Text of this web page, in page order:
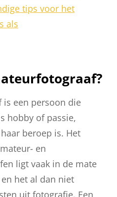
tips voor het
als
is een persoon die
hobby of passie,
beroep is. Het
en
ligt vaak in de mate
het al dan niet
uit fotografie. Een